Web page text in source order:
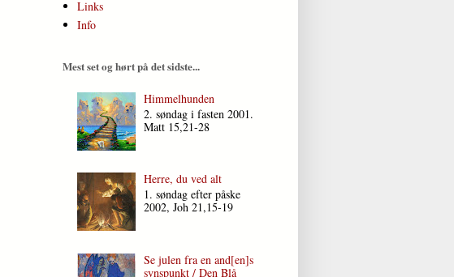
Links
Info
Mest set og hørt på det sidste...
Himmelhunden
2. søndag i fasten 2001.
Matt 15,21-28
Herre, du ved alt
1. søndag efter påske
2002, Joh 21,15-19
Se julen fra en and[en]s
synspunkt / Den Blå